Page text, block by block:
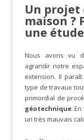
Un projet
maison ?
une
Nous avons vu
agrandir notre
extension. Il
type de travaux
primordial de
géotechnique.
un très mauvais